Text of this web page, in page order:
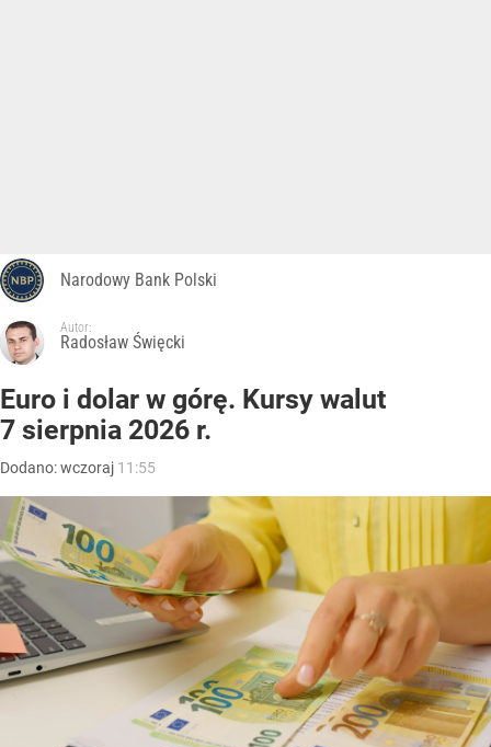
Narodowy Bank Polski
Autor:
Radosław Święcki
Euro i dolar w górę. Kursy walut
7 sierpnia 2026 r.
Dodano:wczoraj 11:55